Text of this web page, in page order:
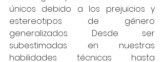
únicos debido a los prejuicios y
estereotipos de género
generalizados. Desde ser
subestimadas en nuestras
habilidades técnicas hasta